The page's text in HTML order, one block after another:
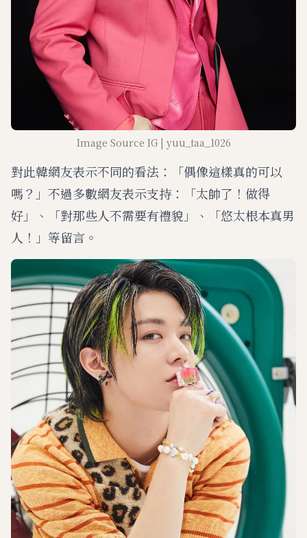
Image Source IG | yuu_taa_1026
對此韓網友表示不同的看法：「偶像這樣真的可以
嗎？」不過多數網友表示支持：「太帥了！做得
好」、「對那些人不需要有禮貌」、「悠太根本真男
人！」等留言。